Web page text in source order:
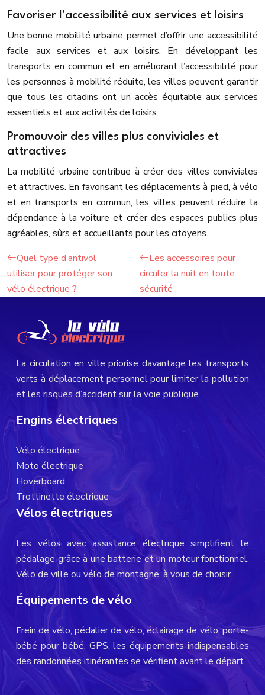
Favoriser l’accessibilité aux services et loisirs
Une bonne mobilité urbaine permet d’offrir une accessibilité
facile aux services et aux loisirs. En développant les
transports en commun et en améliorant l’accessibilité pour
les personnes à mobilité réduite, les villes peuvent garantir
que tous les citadins ont un accès équitable aux services
essentiels et aux activités de loisirs.
Promouvoir des villes plus conviviales et
attractives
La mobilité urbaine contribue à créer des villes conviviales
et attractives. En favorisant les déplacements à pied, à vélo
et en transports en commun, les villes peuvent réduire la
dépendance à la voiture et créer des espaces publics plus
agréables, sûrs et accueillants pour les citoyens.
Quel type d’antivol
utiliser pour protéger son
vélo électrique ?
Les accessoires pour
circuler la nuit en toute
sécurité
La circulation en ville priorise davantage les transports
verts à déplacement personnel pour limiter la pollution
et les risques d’accident sur la voie publique.
Engins électriques
Vélo électrique
Moto électrique
Hoverboard
Trottinette électrique
Vélos électriques
Les vélos avec assistance électrique simplifient le
pédalage grâce à une batterie et un moteur fonctionnel.
Vélo de ville ou vélo de montagne, à vous de choisir.
Équipements de vélo
Frein de vélo, pédalier de vélo, éclairage de vélo, porte-
bébé pour bébé, GPS, les équipements indispensables
des randonnées itinérantes se vérifient avant le départ.